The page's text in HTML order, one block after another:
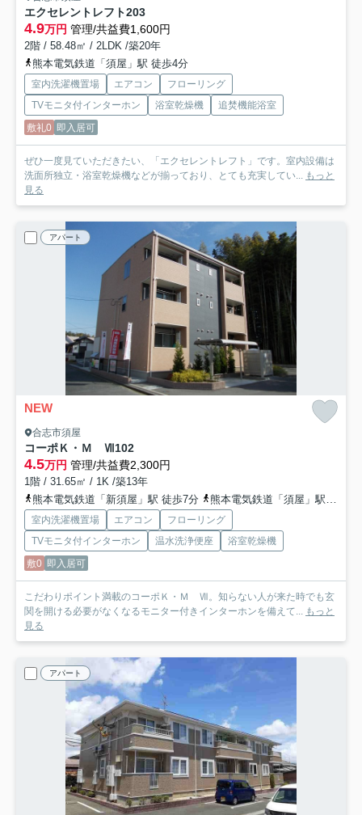
エクセレントレフト203
4.9万円 管理/共益費1,600円
2階 / 58.48㎡ / 2LDK /築20年
熊本電気鉄道「須屋」駅 徒歩4分
室内洗濯機置場 エアコン
フローリング
TVモニタ付インターホン
浴室乾燥機
追焚機能浴室
敷礼0 即入居可
ぜひ一度見ていただきたい、「エクセレントレフト」です。室内設備は
洗面所独立・浴室乾燥機などが揃っており、とても充実してい... もっと
見る
アパート
NEW
合志市須屋
コーポＫ・Ｍ Ⅶ102
4.5万円 管理/共益費2,300円
1階 / 31.65㎡ / 1K /築13年
熊本電気鉄道「新須屋」駅 徒歩7分
熊本電気鉄道「須屋」駅 徒歩5分
室内洗濯機置場 エアコン
フローリング
TVモニタ付インターホン
温水洗浄便座
浴室乾燥機
敷0 即入居可
こだわりポイント満載のコーポＫ・Ｍ Ⅶ。知らない人が来た時でも玄
関を開ける必要がなくなるモニター付きインターホンを備えて... もっと
見る
アパート